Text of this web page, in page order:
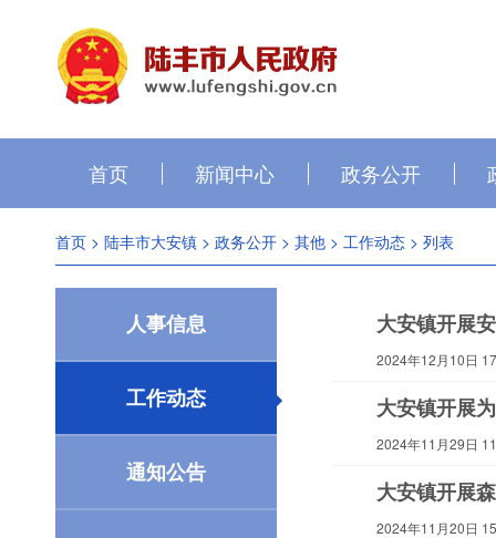
首页 新闻中心 政务公开
首页 > 陆丰市大安镇 > 政务公开 > 其他 > 工作动态 > 列表
人事信息
工作动态
通知公告
大安镇开展
2024年12月10日
大安镇开展
2024年11月29日
大安镇开展
2024年11月20日